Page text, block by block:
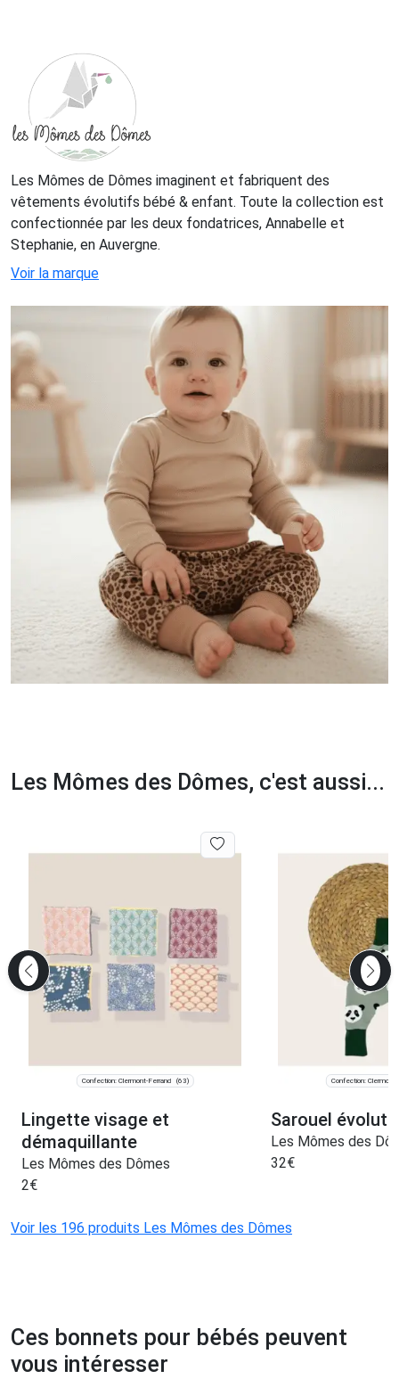
Les Mômes de Dômes imaginent et fabriquent des
vêtements évolutifs bébé & enfant. Toute la collection est
confectionnée par les deux fondatrices, Annabelle et
Stephanie, en Auvergne.
Voir la marque
Les Mômes des Dômes, c'est aussi...
Confection: Clermont-Ferrand (63)
Lingette visage et
démaquillante
Les Mômes des Dômes
2€
Confection: Clermont-
Sarouel
Les Mômes des
32€
Voir les 196 produits Les Mômes des Dômes
Ces bonnets pour bébés peuvent
vous intéresser